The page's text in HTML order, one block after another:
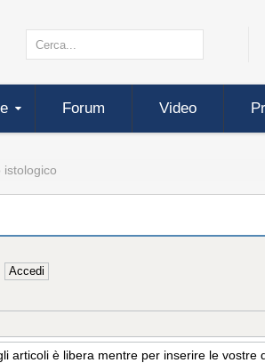
Forum Video
istologico
articoli è libera mentre per inserire le vostre